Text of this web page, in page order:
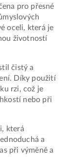
pro přesné
oceli, která je
životností
čistý a
Díky použití
rzi, což je
nebo při
která
a
při výměně a